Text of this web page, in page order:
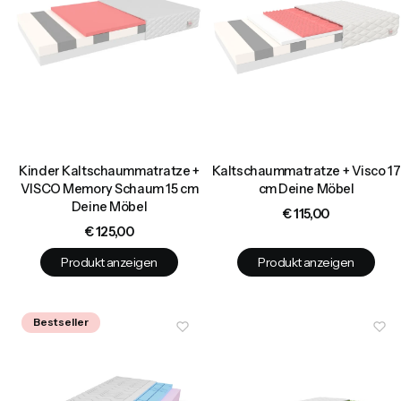
Kinder Kaltschaummatratze +
VISCO Memory Schaum 15 cm
Deine Möbel
Preis
€ 125,00
Produkt anzeigen
Kaltschaummatratze + Visco 17
cm Deine Möbel
Preis
€ 115,00
Produkt anzeigen
Bestseller